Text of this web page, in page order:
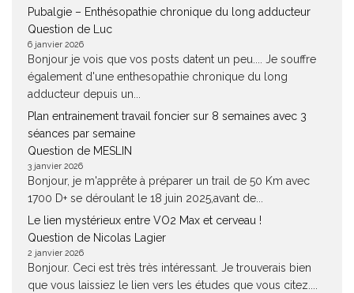
Pubalgie – Enthésopathie chronique du long adducteur
Question de Luc
6 janvier 2026
Bonjour je vois que vos posts datent un peu.... Je souffre
également d'une enthesopathie chronique du long
adducteur depuis un...
Plan entrainement travail foncier sur 8 semaines avec 3
séances par semaine
Question de MESLIN
3 janvier 2026
Bonjour, je m'apprête à préparer un trail de 50 Km avec
1700 D+ se déroulant le 18 juin 2025,avant de...
Le lien mystérieux entre VO2 Max et cerveau !
Question de Nicolas Lagier
2 janvier 2026
Bonjour. Ceci est très très intéressant. Je trouverais bien
que vous laissiez le lien vers les études que vous citez....